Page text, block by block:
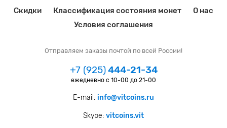
Скидки Классификация состояния монет
О нас
Условия соглашения
Отправляем заказы почтой по всей России!
+7 (925)444-21-34
ежедневно с 10-00 до 21-00
E-mail: info@vitcoins.ru
Skype: vitcoins.vit